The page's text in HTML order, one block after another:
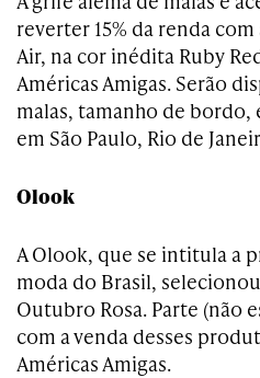
reverter 15% da renda com
Air, na cor inédita Ruby
Américas Amigas. Serão
malas, tamanho de bordo,
em São Paulo, Rio de
Olook
A Olook, que se intitula a
moda do Brasil,
Outubro Rosa. Parte (não
com a venda desses
Américas Amigas.